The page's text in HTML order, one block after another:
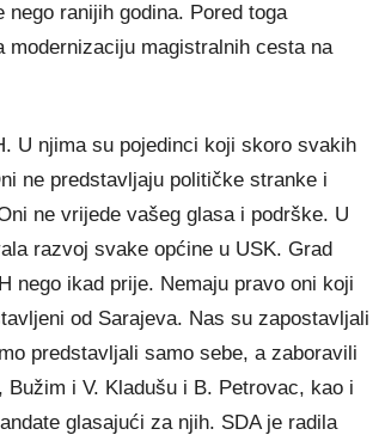
ranijih godina. Pored toga
magistralnih cesta na
U njima su pojedinci koji skoro svakih
ne predstavljaju političke stranke i
ne vrijede vašeg glasa i podrške. U
razvoj svake općine u USK. Grad
nego ikad prije. Nemaju pravo oni koji
od Sarajeva. Nas su zapostavljali
predstavljali samo sebe, a zaboravili
i V. Kladušu i B. Petrovac, kao i
glasajući za njih. SDA je radila